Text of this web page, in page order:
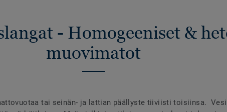
- Homogeeniset &
muovimatot
tai seinän- ja lattian päällyste tiiviisti toisiinsa.